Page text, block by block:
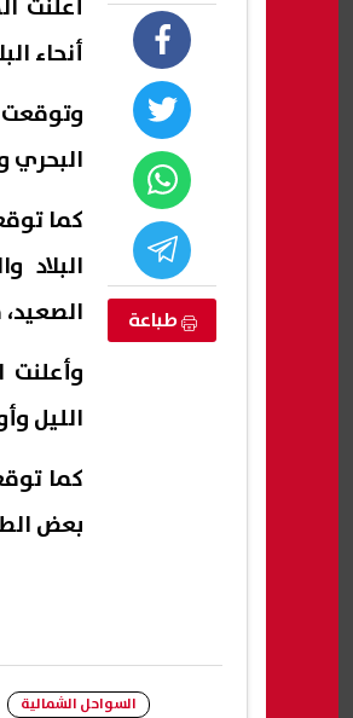
طباعة
أعلنت
أنحاء
وتوقعت
البحري
كما
وأعلنت
الليل
كما
بعض
السواحل الشمالية
ارتفاع حصيلة ضحايا